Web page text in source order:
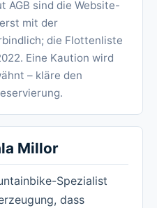
AGB sind die Website-
mit der
die Flottenliste
Eine Kaution wird
– kläre den
Millor
Spezialist
dass